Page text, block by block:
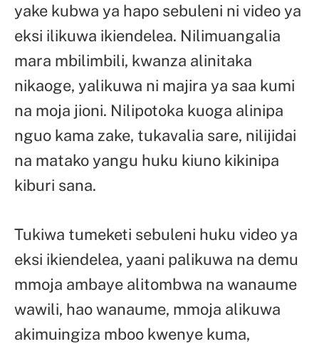
yake kubwa ya hapo sebuleni ni video ya
eksi ilikuwa ikiendelea. Nilimuangalia
mara mbilimbili, kwanza alinitaka
nikaoge, yalikuwa ni majira ya saa kumi
na moja jioni. Nilipotoka kuoga alinipa
nguo kama zake, tukavalia sare, nilijidai
na matako yangu huku kiuno kikinipa
kiburi sana.
Tukiwa tumeketi sebuleni huku video ya
eksi ikiendelea, yaani palikuwa na demu
mmoja ambaye alitombwa na wanaume
wawili, hao wanaume, mmoja alikuwa
akimuingiza mboo kwenye kuma,